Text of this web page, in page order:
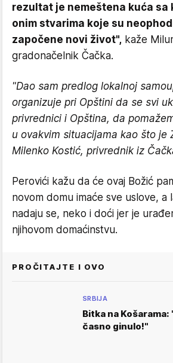
rezultat je nemeštena kuća sa
onim stvarima koje su
započene novi život", kaže
gradonačelnik Čačka.
"Dao sam predlog lokalnoj
organizuje pri Opštini da se svi
privrednici i Opština, da
u ovakvim situacijama kao što je
Milenko Kostić, privrednik iz
Perovići kažu da će ovaj Božić
novom domu imaće sve uslove, a
nadaju se, neko i doći jer je
njihovom domaćinstvu.
PROČITAJTE I OVO
SRBIJA
Bitka na
časno ginulo!"